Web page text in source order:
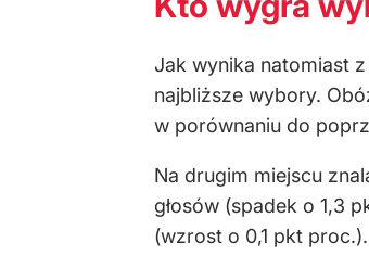
Jak wynika natomiast z
najbliższe wybory.
w porównaniu do
Na drugim miejscu
głosów (spadek o 1,3
(wzrost o 0,1 pkt proc.).